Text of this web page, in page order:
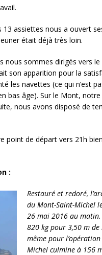
13 assiettes nous a ouvert
était déjà très loin.
nous sommes dirigés vers
son apparition pour la
les navettes (ce qui n’est
bas âge). Sur le Mont,
nous avons disposé de
point de départ vers 21h
:
Restauré et redoré,
du Mont-Saint-Michel
26 mai 2016 au matin.
820 kg pour 3,50 m
même pour
Michel culmine à 156